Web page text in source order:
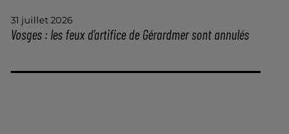
31 juillet 2026
Vosges : les feux d’artifice de Gérardmer sont annulés